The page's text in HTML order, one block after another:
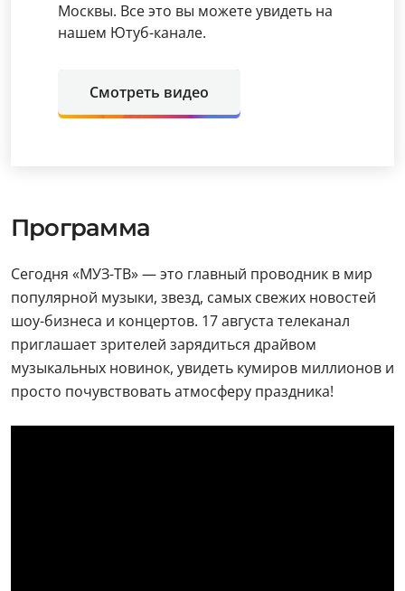
Москвы. Все это вы можете увидеть на
нашем Ютуб-канале.
Смотреть видео
Программа
Сегодня «МУЗ-ТВ» — это главный проводник в мир
популярной музыки, звезд, самых свежих новостей
шоу-бизнеса и концертов. 17 августа телеканал
приглашает зрителей зарядиться драйвом
музыкальных новинок, увидеть кумиров миллионов и
просто почувствовать атмосферу праздника!